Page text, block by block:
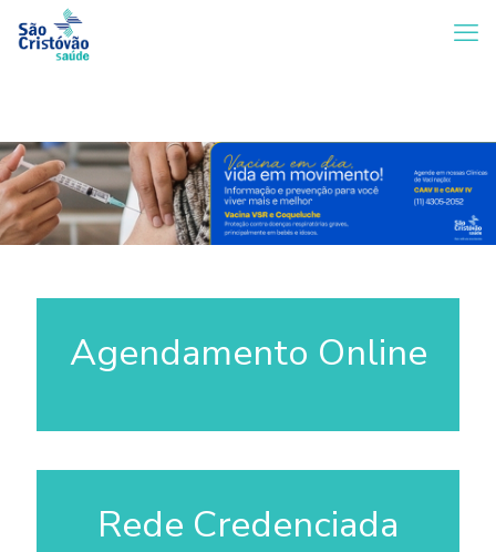
Agendamento Online
Rede Credenciada